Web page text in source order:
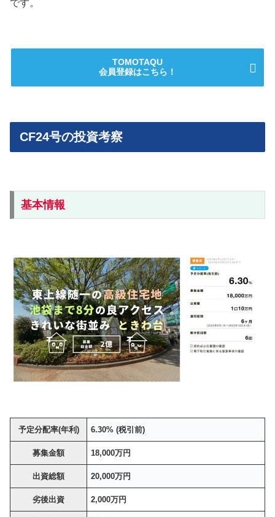
です。
TOMOTAQU
会員登録はこちら！
CF24号の投資考察
基本情報
予定分配率(年利) 6.30% (税引前)
募集金額 18,000万円
出資総額 20,000万円
劣後出資 2,000万円